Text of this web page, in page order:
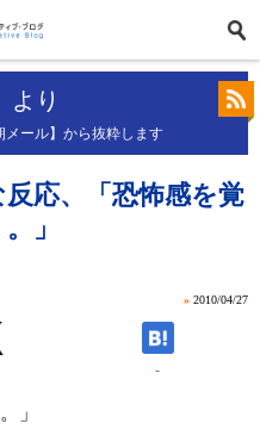
より
メール】から抜粋します
応、「恐怖感を覚
」
» 2010/04/27
-
」